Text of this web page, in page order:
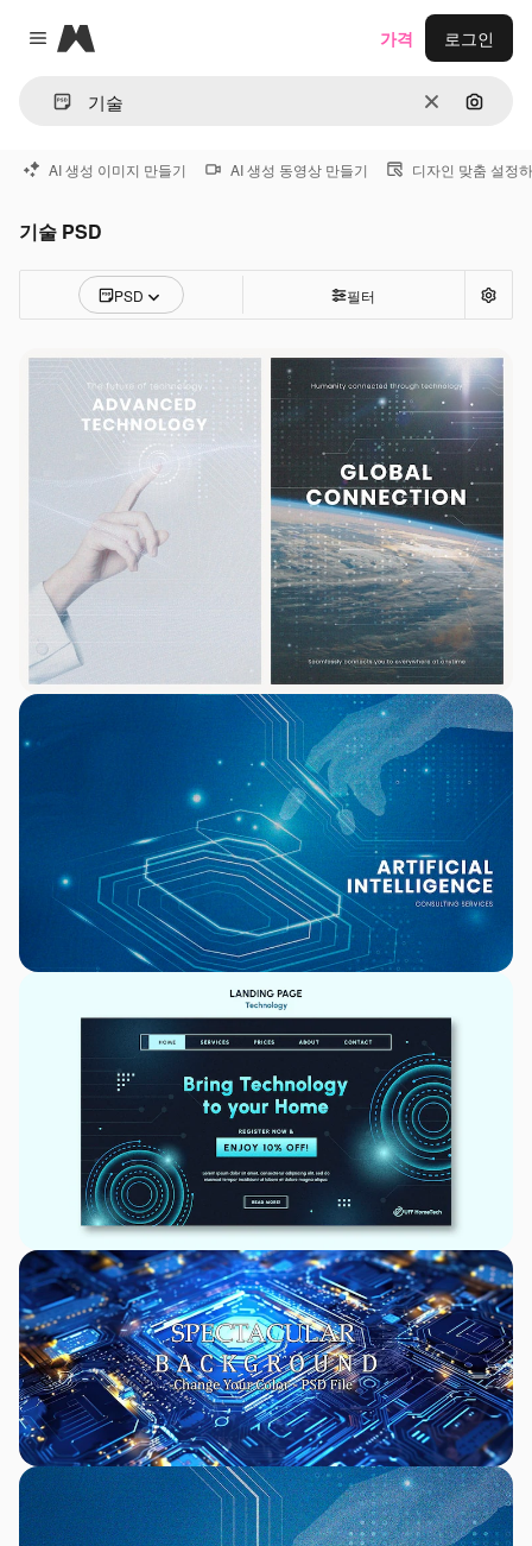
Close menu
Magnific
지우기이미지
가격 로그인
AI 생성 이미지 만들기 AI 생성 동영상 만들기 디자인 맞춤 설정
기술 PSD
PSD 필터